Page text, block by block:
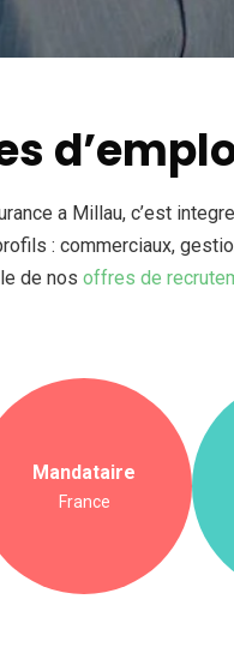
a Millau, c’est
: commerciaux,
de nos offres de
Mandataire
France